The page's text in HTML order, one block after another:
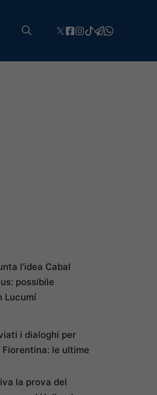
l’idea Cabal
possibile
Lucumí
i dialoghi per
le ultime
la prova del